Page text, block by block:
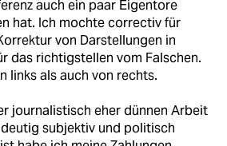
auch ein paar Eigentore
hat. Ich mochte correctiv für
von Darstellungen in
das richtigstellen vom Falschen.
links als auch von rechts.
journalistisch eher dünnen Arbeit
subjektiv und politisch